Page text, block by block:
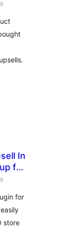
σύνολο
)
In
for
αξιολογήσεις
σύνολο
)
for
store